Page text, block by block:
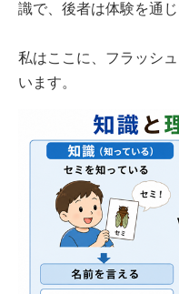
識で、後者は体験を通じ
私はここに、フラッシ
います。